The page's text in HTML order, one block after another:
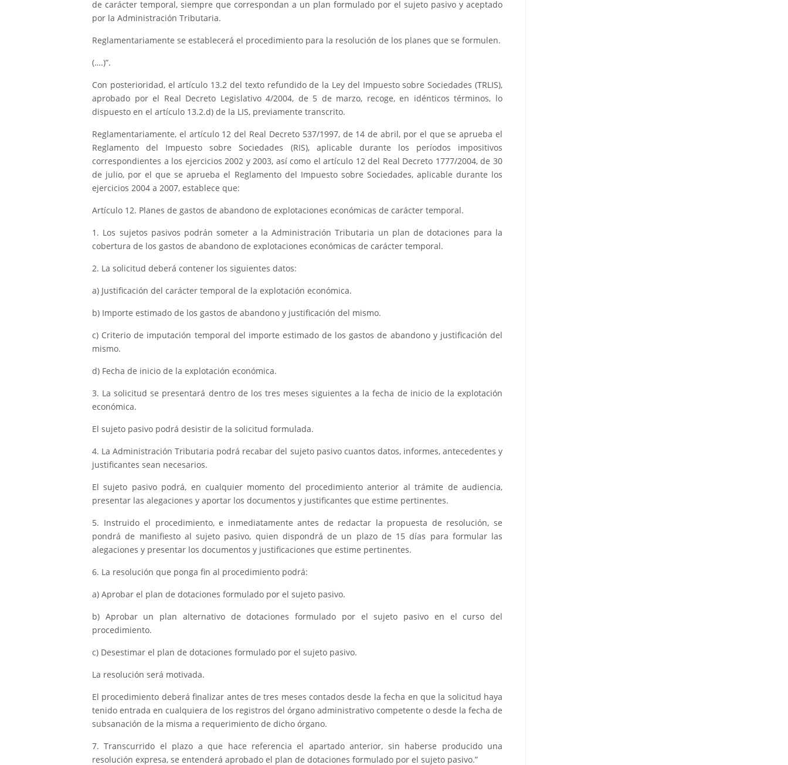
de carácter temporal, siempre que correspondan a un plan formulado por el sujeto pasivo y aceptado
por la Administración Tributaria.
Reglamentariamente se establecerá el procedimiento para la resolución de los planes que se formulen.
(….)”.
Con posterioridad, el artículo 13.2 del texto refundido de la Ley del Impuesto sobre Sociedades (TRLIS),
aprobado por el Real Decreto Legislativo 4/2004, de 5 de marzo, recoge, en idénticos términos, lo
dispuesto en el artículo 13.2.d) de la LIS, previamente transcrito.
Reglamentariamente, el artículo 12 del Real Decreto 537/1997, de 14 de abril, por el que se aprueba el
Reglamento del Impuesto sobre Sociedades (RIS), aplicable durante los períodos impositivos
correspondientes a los ejercicios 2002 y 2003, así como el artículo 12 del Real Decreto 1777/2004, de 30
de julio, por el que se aprueba el Reglamento del Impuesto sobre Sociedades, aplicable durante los
ejercicios 2004 a 2007, establece que:
Artículo 12. Planes de gastos de abandono de explotaciones económicas de carácter temporal.
1. Los sujetos pasivos podrán someter a la Administración Tributaria un plan de dotaciones para la
cobertura de los gastos de abandono de explotaciones económicas de carácter temporal.
2. La solicitud deberá contener los siguientes datos:
a) Justificación del carácter temporal de la explotación económica.
b) Importe estimado de los gastos de abandono y justificación del mismo.
c) Criterio de imputación temporal del importe estimado de los gastos de abandono y justificación del
mismo.
d) Fecha de inicio de la explotación económica.
3. La solicitud se presentará dentro de los tres meses siguientes a la fecha de inicio de la explotación
económica.
El sujeto pasivo podrá desistir de la solicitud formulada.
4. La Administración Tributaria podrá recabar del sujeto pasivo cuantos datos, informes, antecedentes y
justificantes sean necesarios.
El sujeto pasivo podrá, en cualquier momento del procedimiento anterior al trámite de audiencia,
presentar las alegaciones y aportar los documentos y justificantes que estime pertinentes.
5. Instruido el procedimiento, e inmediatamente antes de redactar la propuesta de resolución, se
pondrá de manifiesto al sujeto pasivo, quien dispondrá de un plazo de 15 días para formular las
alegaciones y presentar los documentos y justificaciones que estime pertinentes.
6. La resolución que ponga fin al procedimiento podrá:
a) Aprobar el plan de dotaciones formulado por el sujeto pasivo.
b) Aprobar un plan alternativo de dotaciones formulado por el sujeto pasivo en el curso del
procedimiento.
c) Desestimar el plan de dotaciones formulado por el sujeto pasivo.
La resolución será motivada.
El procedimiento deberá finalizar antes de tres meses contados desde la fecha en que la solicitud haya
tenido entrada en cualquiera de los registros del órgano administrativo competente o desde la fecha de
subsanación de la misma a requerimiento de dicho órgano.
7. Transcurrido el plazo a que hace referencia el apartado anterior, sin haberse producido una
resolución expresa, se entenderá aprobado el plan de dotaciones formulado por el sujeto pasivo.”